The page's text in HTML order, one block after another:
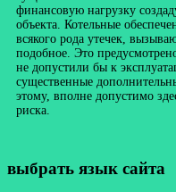
финансовую нагрузку
объекта. Котельные
всякого рода утечек,
подобное. Это
не допустили бы к
существенные
этому, вполне допустимо
риска.
выбрать язык сайта